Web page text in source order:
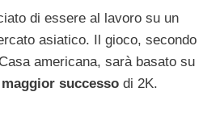
di essere al lavoro su un
asiatico. Il gioco, secondo
americana, sarà basato su
successo di 2K.